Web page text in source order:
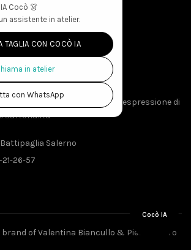
e mani esperte, EVAeM è espressione di
sartorialità
Battipaglia Salerno
26-57
brand of Valentina Biancullo & Pietro Piliero
Cocò IA
Cocò 👗
assistente in atelier.
TAGLIA CON COCÒ IA
in atelier
con WhatsApp